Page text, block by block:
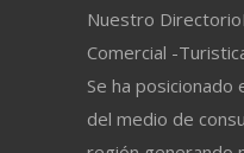
Nuestro
Comercial -
Se ha posicionado
del medio de